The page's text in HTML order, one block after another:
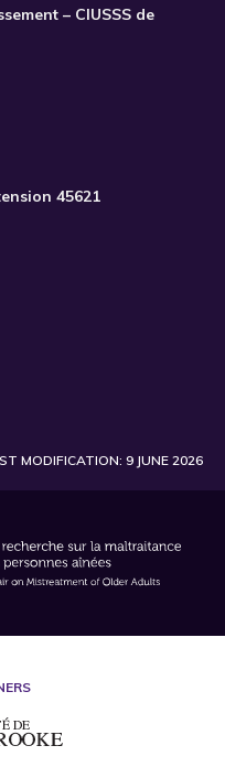
– CIUSSS de
45621
MODIFICATION: 9 JUNE 2026